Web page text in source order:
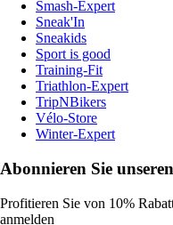
Smash-Expert
Sneak'In
Sneakids
Sport is good
Training-Fit
Triathlon-Expert
TripNBikers
Vélo-Store
Winter-Expert
Abonnieren Sie
Profitieren Sie von 10%
anmelden